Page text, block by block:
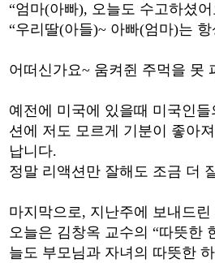
“엄마(아빠), 오늘도 수고하셨어
“우리딸(아들)~ 아빠(엄마)는
어떠신가요~ 움켜쥔 주먹을 못
예전에 미국에 있을때 미국인
션에 저도 모르게 기분이 좋아
납니다.
정말 리액션만 잘해도 조금 더
마지막으로, 지난주에 보내드
오늘은 김창옥 교수의 “따뜻한
늘도 부모님과 자녀의 따뜻한